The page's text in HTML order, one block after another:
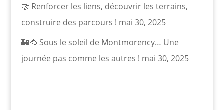
🤝 Renforcer les liens, découvrir les terrains,
construire des parcours ! mai 30, 2025
🏰🐴 Sous le soleil de Montmorency… Une
journée pas comme les autres ! mai 30, 2025